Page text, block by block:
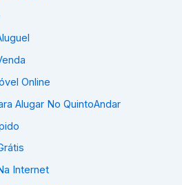
Online
Alugar No QuintoAndar
Internet